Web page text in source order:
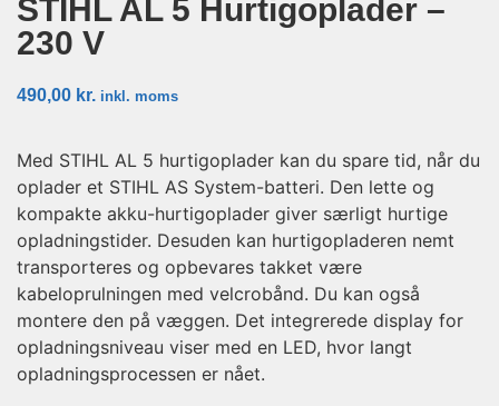
STIHL AL 5 Hurtigoplader –
230 V
490,00 kr. inkl. moms
Med STIHL AL 5 hurtigoplader kan du spare tid, når du
oplader et STIHL AS System-batteri. Den lette og
kompakte akku-hurtigoplader giver særligt hurtige
opladningstider. Desuden kan hurtigopladeren nemt
transporteres og opbevares takket være
kabeloprulningen med velcrobånd. Du kan også
montere den på væggen. Det integrerede display for
opladningsniveau viser med en LED, hvor langt
opladningsprocessen er nået.